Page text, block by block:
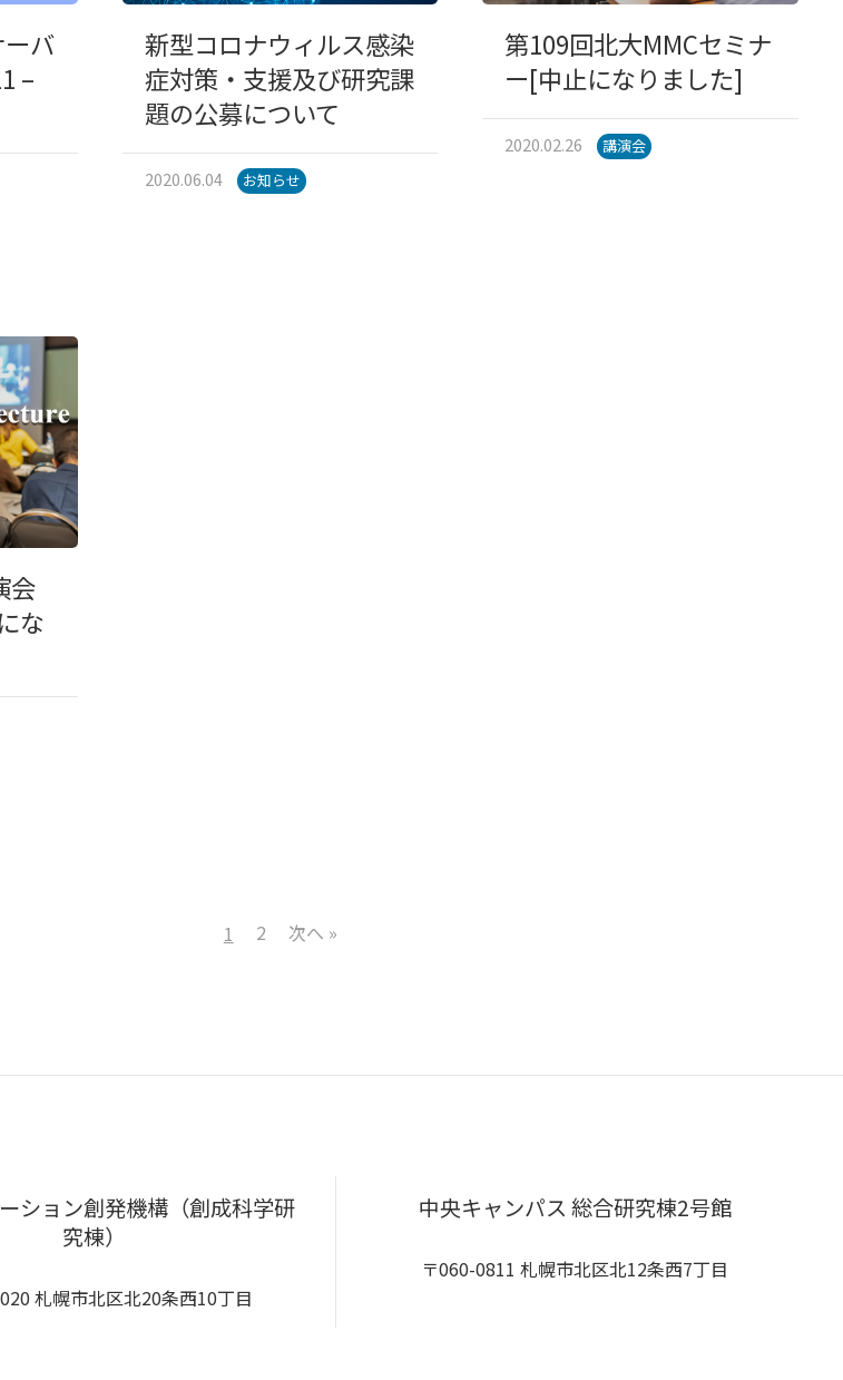
バ
–
新型コロナウィルス感染
症対策・支援及び研究課
題の公募について
2020.06.04 お知らせ
第109回北大MMCセミナ
ー[中止になりました]
2020.02.26 講演会
会
な
1 2 次へ »
ション創発機構（創成科学研
究棟）
札幌市北区北20条西10丁目
中央キャンパス 総合研究棟2号館
〒060-0811 札幌市北区北12条西7丁目